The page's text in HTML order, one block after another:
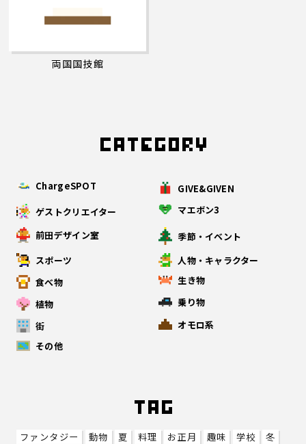
ChargeSPOT
GIVE&GIVEN
ゲストクリエイター
マエボン3
前田デザイン室
季節・イベント
スポーツ
人物・キャラクター
食べ物
生き物
植物
乗り物
街
オモロ系
その他
ファンタジー 動物 夏 料理 お正月 趣味 学校
冬
両国国技館